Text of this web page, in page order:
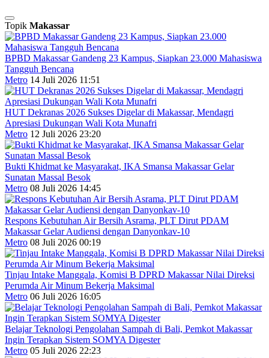
Topik Makassar
BPBD Makassar Gandeng 23 Kampus, Siapkan 23.000 Mahasiswa
Tangguh Bencana
Metro 14 Juli 2026 11:51
HUT Dekranas 2026 Sukses Digelar di Makassar, Mendagri
Apresiasi Dukungan Wali Kota Munafri
Metro 12 Juli 2026 23:20
Bukti Khidmat ke Masyarakat, IKA Smansa Makassar Gelar
Sunatan Massal Besok
Metro 08 Juli 2026 14:45
Respons Kebutuhan Air Bersih Asrama, PLT Dirut PDAM
Makassar Gelar Audiensi dengan Danyonkav-10
Metro 08 Juli 2026 00:19
Tinjau Intake Manggala, Komisi B DPRD Makassar Nilai Direksi
Perumda Air Minum Bekerja Maksimal
Metro 06 Juli 2026 16:05
Belajar Teknologi Pengolahan Sampah di Bali, Pemkot Makassar
Ingin Terapkan Sistem SOMYA Digester
Metro 05 Juli 2026 22:23